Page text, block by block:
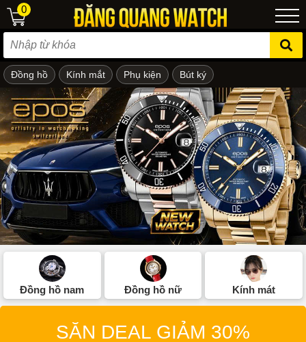
em
0
Đồng hồ Kính mắt Phụ kiện Bút ký
Đồng hồ nam Đồng hồ nữ Kính mát
SĂN DEAL GIẢM 30%